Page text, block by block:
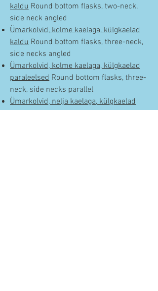
kaldu Round bottom flasks, two-neck,
side neck angled
Ümarkolvid, kolme kaelaga, külgkaelad
kaldu Round bottom flasks, three-neck,
side necks angled
Ümarkolvid, kolme kaelaga, külgkaelad
paraleelsed Round bottom flasks, three-
neck, side necks parallel
Ümarkolvid, nelja kaelaga, külgkaelad